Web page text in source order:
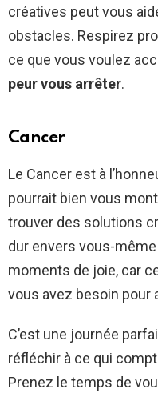
créatives peut vous
obstacles. Respirez
ce que vous voulez
peur vous arrêter.
Cancer
Le Cancer est à
pourrait bien vous
trouver des solutions
dur envers vous-
moments de joie, car
vous avez besoin
C’est une journée
réfléchir à ce qui
Prenez le temps de